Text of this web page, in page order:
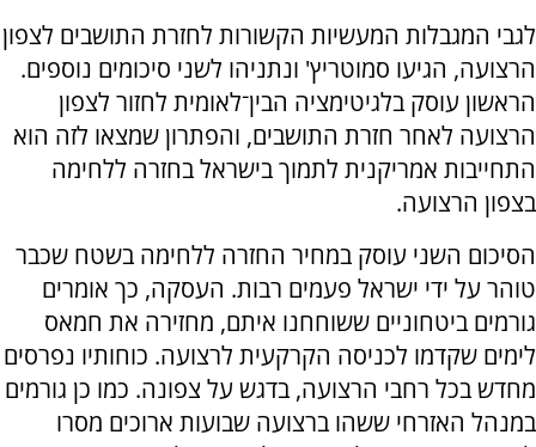
לגבי המגבלות המעשיות הקשורות לחזרת התושבים לצפון
הרצועה, הגיעו סמוטריץ' ונתניהו לשני סיכומים נוספים.
הראשון עוסק בלגיטימציה הבין־לאומית לחזור לצפון
הרצועה לאחר חזרת התושבים, והפתרון שמצאו לזה הוא
התחייבות אמריקנית לתמוך בישראל בחזרה ללחימה
בצפון הרצועה.
הסיכום השני עוסק במחיר החזרה ללחימה בשטח שכבר
טוהר על ידי ישראל פעמים רבות. העסקה, כך אומרים
גורמים ביטחוניים ששוחחנו איתם, מחזירה את חמאס
לימים שקדמו לכניסה הקרקעית לרצועה. כוחותיו נפרסים
מחדש בכל רחבי הרצועה, בדגש על צפונה. כמו כן גורמים
במנהל האזרחי ששהו ברצועה שבועות ארוכים מסרו